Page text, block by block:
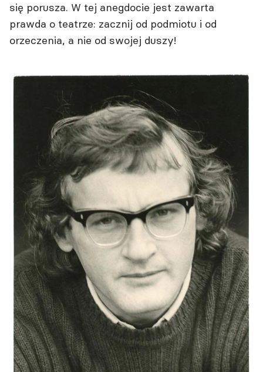
się porusza. W tej anegdocie jest zawarta
prawda o teatrze: zacznij od podmiotu i od
orzeczenia, a nie od swojej duszy!